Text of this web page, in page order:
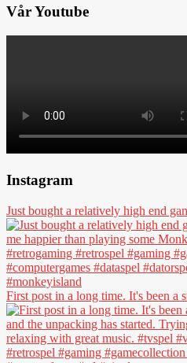
Vår Youtube
Instagram
Just bought a relatively high end
First post in a long time. It's been a